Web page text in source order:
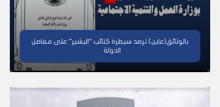
بالوثائق(عاين) ترصد سيطرة كتائب “البشير” على مفاصل
الدولة